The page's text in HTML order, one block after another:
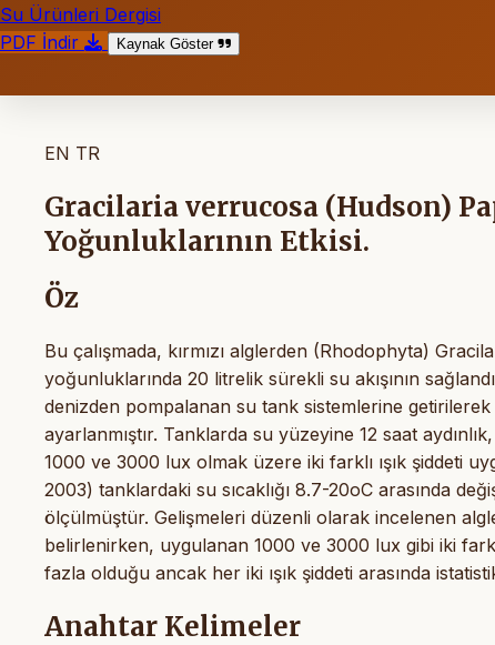
Su Ürünleri Dergisi
PDF İndir
Kaynak Göster
EN TR
Gracilaria verrucosa (Hudson)
Yoğunluklarının Etkisi.
Öz
Bu çalışmada, kırmızı alglerden (Rhodophyta)
yoğunluklarında 20 litrelik sürekli su akışının
denizden pompalanan su tank sistemlerine
ayarlanmıştır. Tanklarda su yüzeyine 12 saat
1000 ve 3000 lux olmak üzere iki farklı ışık şiddeti
2003) tanklardaki su sıcaklığı 8.7-20oC arasında
ölçülmüştür. Gelişmeleri düzenli olarak incelenen
belirlenirken, uygulanan 1000 ve 3000 lux gibi iki
fazla olduğu ancak her iki ışık şiddeti arasında
Anahtar Kelimeler